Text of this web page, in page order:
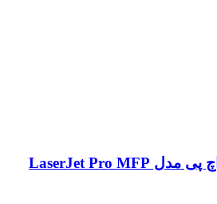
پرینتر چندکاره لیزری اچ پی مدل LaserJet Pro MFP